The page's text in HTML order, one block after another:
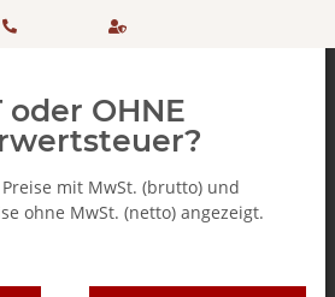
+ 49
98
einkaufen
SSL
oder OHNE
mit MwSt. (brutto) und
ohne MwSt. (netto) angezeigt.